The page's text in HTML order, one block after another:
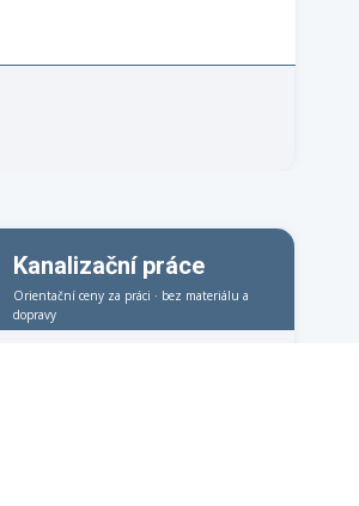
Kanalizační práce
Orientační ceny za práci · bez materiálu a
dopravy